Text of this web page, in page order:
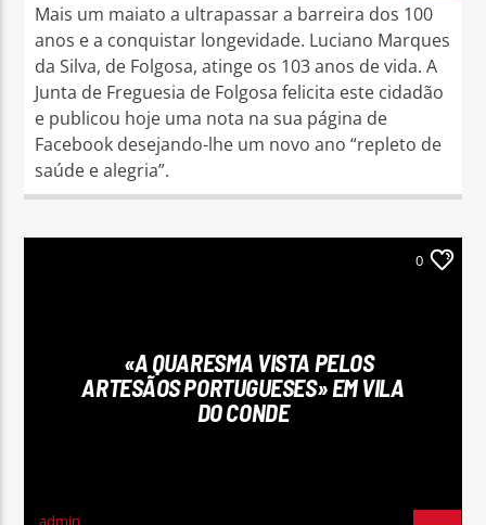
Mais um maiato a ultrapassar a barreira dos 100
anos e a conquistar longevidade. Luciano Marques
da Silva, de Folgosa, atinge os 103 anos de vida. A
Junta de Freguesia de Folgosa felicita este cidadão
e publicou hoje uma nota na sua página de
Facebook desejando-lhe um novo ano “repleto de
saúde e alegria”.
0
«A QUARESMA VISTA PELOS
ARTESÃOS PORTUGUESES» EM VILA
DO CONDE
admin